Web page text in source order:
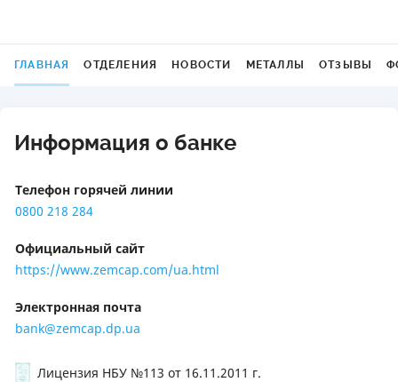
ГЛАВНАЯ ОТДЕЛЕНИЯ НОВОСТИ МЕТАЛЛЫ ОТЗЫВЫ
Информация о банке
Телефон горячей линии
0800 218 284
Официальный сайт
https://www.zemcap.com/ua.html
Электронная почта
bank@zemcap.dp.ua
Лицензия НБУ №113 от 16.11.2011 г.